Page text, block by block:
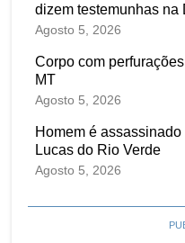
dizem testemunhas na
Agosto 5, 2026
Corpo com
MT
Agosto 5, 2026
Homem é
Lucas do Rio Verde
Agosto 5, 2026